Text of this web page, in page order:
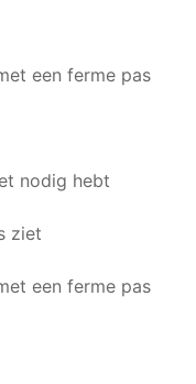
een ferme pas
nodig hebt
ziet
een ferme pas